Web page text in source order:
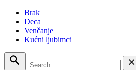
Brak
Deca
Venčanje
Kućni ljubimci